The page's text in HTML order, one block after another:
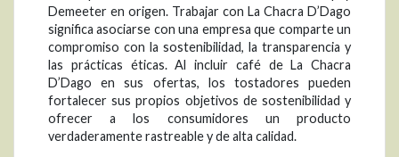
Demeeter en origen. Trabajar con La Chacra D’Dago
significa asociarse con una empresa que comparte un
compromiso con la sostenibilidad, la transparencia y
las prácticas éticas. Al incluir café de La Chacra
D’Dago en sus ofertas, los tostadores pueden
fortalecer sus propios objetivos de sostenibilidad y
ofrecer a los consumidores un producto
verdaderamente rastreable y de alta calidad.